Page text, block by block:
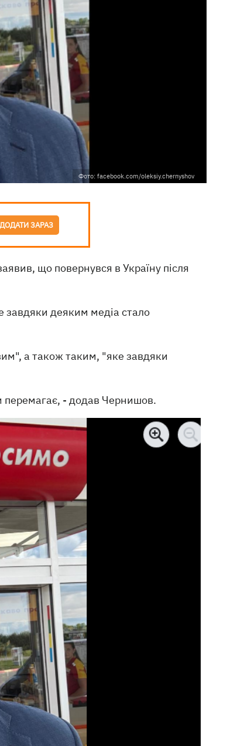
Фото: facebook.com/oleksiy.chernyshov
ДОДАТИ ЗАРАЗ
що повернувся в Україну після
деяким медіа стало
а також таким, "яке завдяки
перемагає, - додав Чернишов.